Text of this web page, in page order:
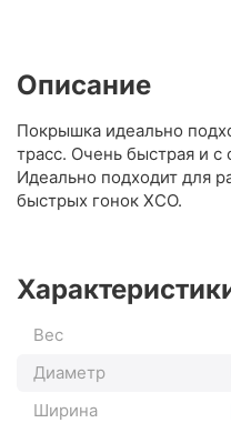
Описание
Покрышка идеально
трасс. Очень быстрая и
Идеально подходит для
быстрых гонок XCO.
Вес
Диаметр
Ширина